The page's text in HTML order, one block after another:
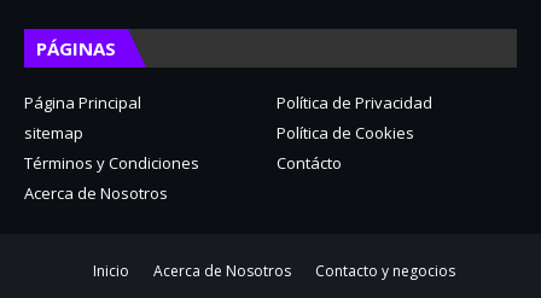
PÁGINAS
Página Principal
Política de Privacidad
sitemap
Política de Cookies
Términos y Condiciones
Contácto
Acerca de Nosotros
Inicio Acerca de Nosotros Contacto y negocios